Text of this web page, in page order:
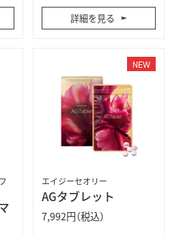
詳細を見る
NEW
エイジーセオリー
AGタブレット
7,992円（税込）